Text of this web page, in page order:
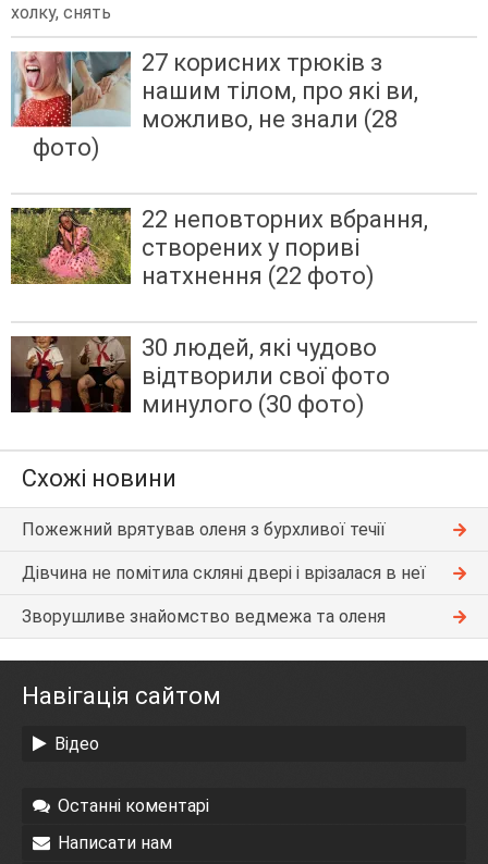
холку, снять
27 корисних трюків з
нашим тілом, про які ви,
можливо, не знали (28
фото)
22 неповторних вбрання,
створених у пориві
натхнення (22 фото)
30 людей, які чудово
відтворили свої фото
минулого (30 фото)
Схожі новини
Пожежний врятував оленя з бурхливої ​​течії
Дівчина не помітила скляні двері і врізалася в неї
Зворушливе знайомство ведмежа та оленя
Навігація сайтом
Відео
Останні коментарі
Написати нам